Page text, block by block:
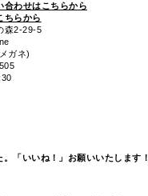
合わせはこちらから
ちらから
森2-29-5
ガネ)
「いいね！」お願いいたします！